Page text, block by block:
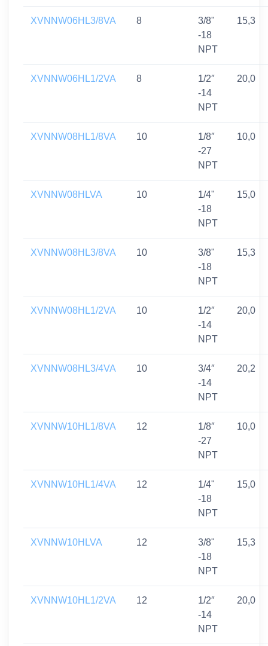
XVNNW06HL3/8VA 8
3/8"
-18
NPT
15,3
XVNNW06HL1/2VA 8
1/2″
-14
NPT
20,0
XVNNW08HL1/8VA 10
1/8″
-27
NPT
10,0
XVNNW08HLVA 10
1/4"
-18
NPT
15,0
XVNNW08HL3/8VA 10
3/8"
-18
NPT
15,3
XVNNW08HL1/2VA 10
1/2″
-14
NPT
20,0
XVNNW08HL3/4VA 10
3/4″
-14
NPT
20,2
XVNNW10HL1/8VA 12
1/8″
-27
NPT
10,0
XVNNW10HL1/4VA 12
1/4"
-18
NPT
15,0
XVNNW10HLVA 12
3/8"
-18
NPT
15,3
XVNNW10HL1/2VA 12
1/2″
-14
NPT
20,0